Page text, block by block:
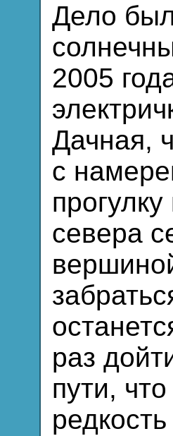
Дело
2005
Дачная,
с
севера
раз
пути,